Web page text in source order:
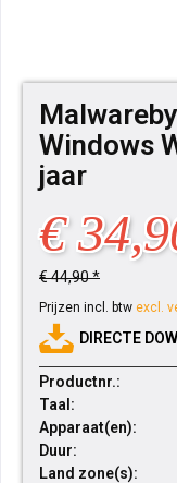
Windows
jaar
€
€ 44,90 *
Prijzen incl. btw excl.
DIRECTE
Productnr.:
Taal:
Apparaat(en):
Duur:
Land zone(s):